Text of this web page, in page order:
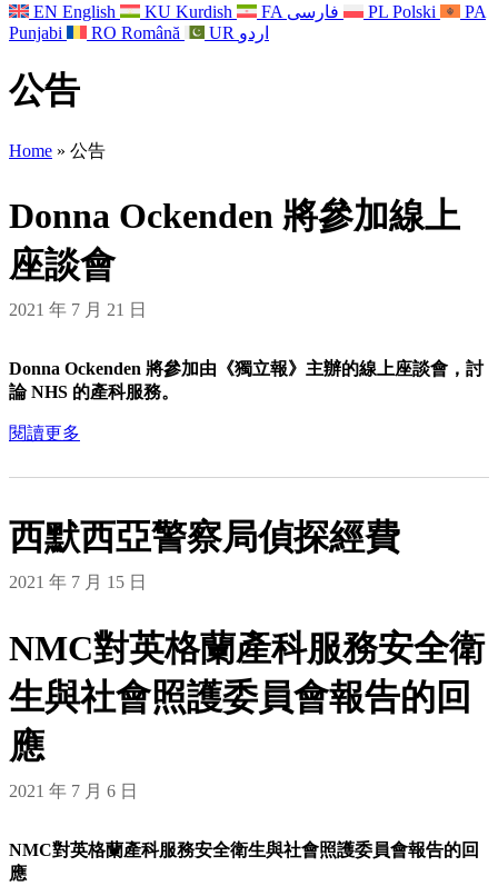
EN English KU Kurdish FA فارسی PL Polski
PA
Punjabi
RO Română UR اردو
公告
Home » 公告
Donna Ockenden 將參加線上
座談會
2021 年 7 月 21 日
Donna Ockenden 將參加由《獨立報》主辦的線上座談會，討
論 NHS 的產科服務。
閱讀更多
西默西亞警察局偵探經費
2021 年 7 月 15 日
NMC對英格蘭產科服務安全衛
生與社會照護委員會報告的回
應
2021 年 7 月 6 日
NMC對英格蘭產科服務安全衛生與社會照護委員會報告的回
應